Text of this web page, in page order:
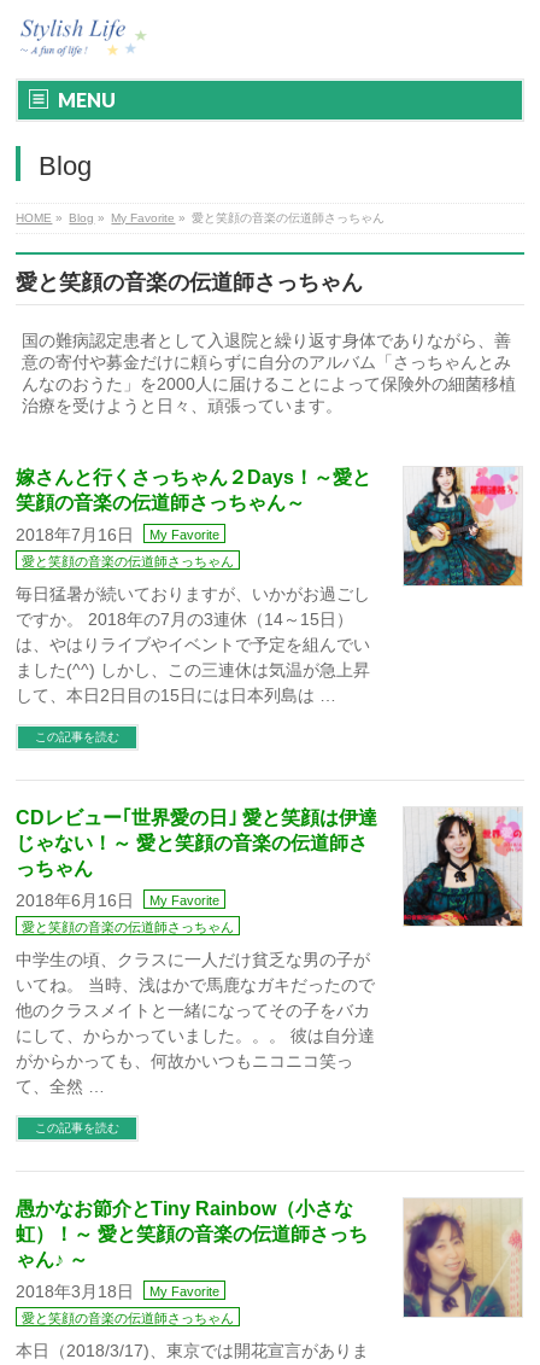
MENU
Blog
HOME » Blog » My Favorite » 愛と笑顔の音楽の伝道師さっちゃん
愛と笑顔の音楽の伝道師さっちゃん
国の難病認定患者として入退院と繰り返す身体でありながら、善
意の寄付や募金だけに頼らずに自分のアルバム「さっちゃんとみ
んなのおうた」を2000人に届けることによって保険外の細菌移植
治療を受けようと日々、頑張っています。
嫁さんと行くさっちゃん２Days！～愛と
笑顔の音楽の伝道師さっちゃん～
2018年7月16日
My Favorite
愛と笑顔の音楽の伝道師さっちゃん
毎日猛暑が続いておりますが、いかがお過ごし
ですか。 2018年の7月の3連休（14～15日）
は、やはりライブやイベントで予定を組んでい
ました(^^) しかし、この三連休は気温が急上昇
して、本日2日目の15日には日本列島は …
この記事を読む
CDレビュー｢世界愛の日｣ 愛と笑顔は伊達
じゃない！～ 愛と笑顔の音楽の伝道師さ
っちゃん
2018年6月16日
My Favorite
愛と笑顔の音楽の伝道師さっちゃん
中学生の頃、クラスに一人だけ貧乏な男の子が
いてね。 当時、浅はかで馬鹿なガキだったので
他のクラスメイトと一緒になってその子をバカ
にして、からかっていました。。。 彼は自分達
がからかっても、何故かいつもニコニコ笑っ
て、全然 …
この記事を読む
愚かなお節介とTiny Rainbow（小さな
虹）！～ 愛と笑顔の音楽の伝道師さっち
ゃん♪ ～
2018年3月18日
My Favorite
愛と笑顔の音楽の伝道師さっちゃん
本日（2018/3/17)、東京では開花宣言がありま